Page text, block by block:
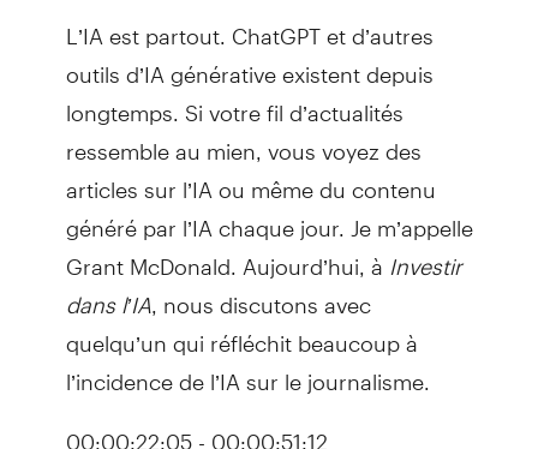
L’IA est partout. ChatGPT et d’autres
outils d’IA générative existent depuis
longtemps. Si votre fil d’actualités
ressemble au mien, vous voyez des
articles sur l’IA ou même du contenu
généré par l’IA chaque jour. Je m’appelle
Grant McDonald. Aujourd’hui, à Investir
dans l’IA , nous discutons avec
quelqu’un qui réfléchit beaucoup à
l’incidence de l’IA sur le journalisme.
00:00:22:05 - 00:00:51:12